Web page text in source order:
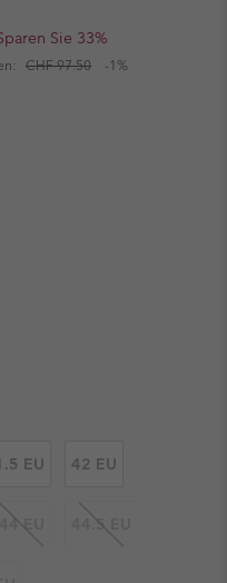
Sie 33%
CHF 97.50 -1%
EU 42 EU
44 EU 44.5 EU